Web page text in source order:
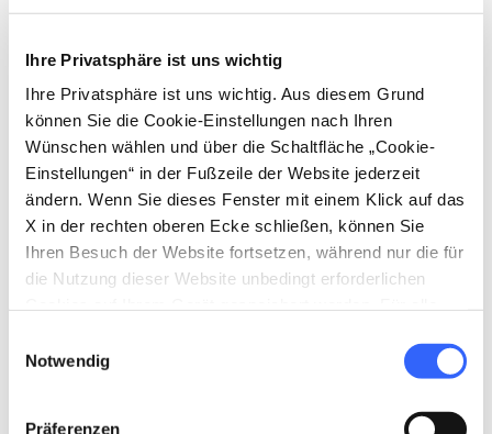
Ihre Privatsphäre ist uns wichtig
Ihre Privatsphäre ist uns wichtig. Aus diesem Grund
können Sie die Cookie-Einstellungen nach Ihren
Wünschen wählen und über die Schaltfläche „Cookie-
Einstellungen“ in der Fußzeile der Website jederzeit
ändern. Wenn Sie dieses Fenster mit einem Klick auf das
X in der rechten oberen Ecke schließen, können Sie
Ihren Besuch der Website fortsetzen, während nur die für
die Nutzung dieser Website unbedingt erforderlichen
Zustimmung.
Notwendig
Präferenzen
directions Wegbeschreibung
Hinweise
home Wo
Chiesa Madonna della Neve, Via della